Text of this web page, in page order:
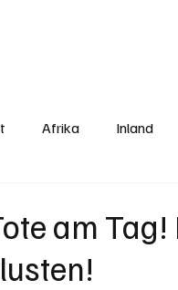
Afrika Inland
am